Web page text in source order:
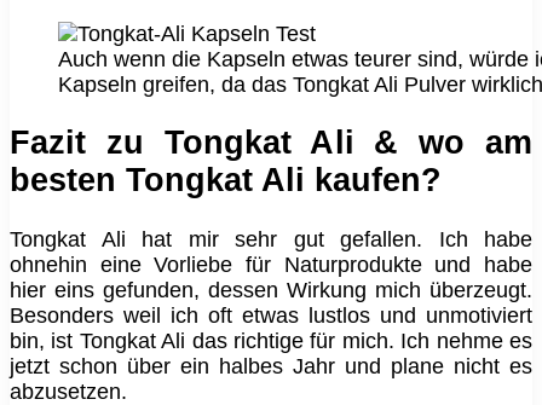
Auch wenn die Kapseln etwas teurer sind, würde
Kapseln greifen, da das Tongkat Ali Pulver
Fazit zu Tongkat Ali & wo am
besten Tongkat Ali kaufen?
Tongkat Ali hat mir sehr gut gefallen. Ich habe
ohnehin eine Vorliebe für Naturprodukte und habe
hier eins gefunden, dessen Wirkung mich überzeugt.
Besonders weil ich oft etwas lustlos und unmotiviert
bin, ist Tongkat Ali das richtige für mich. Ich nehme es
jetzt schon über ein halbes Jahr und plane nicht es
abzusetzen.